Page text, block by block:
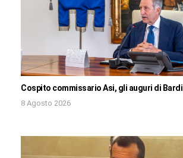
Cospito commissario Asi, gli auguri di Bardi
8 Agosto 2026